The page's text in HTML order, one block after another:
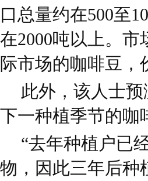
口总量约在500至
在2000吨以上。
际市场的咖啡豆，
此外，该人士
下一种植季节的咖
“去年种植户已
物，因此三年后种